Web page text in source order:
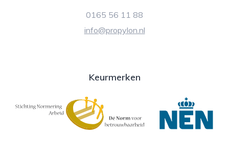
0165 56 11 88
info@propylon.nl
Keurmerken